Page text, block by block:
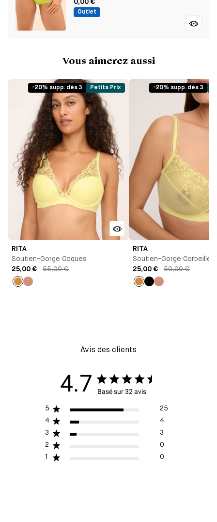
0,00 €
Outlet
Vous aimerez aussi
-20% supp. dès 3 Petits Prix
RITA
Soutien-Gorge Coques
25,00 €
55,00 €
-20% supp. dès 3
RITA
Soutien-Gorge Corbeille
25,00 €
50,00 €
Avis des clients
4.7 Basé sur 32 avis
5
25
4
4
3
3
2
0
1
0